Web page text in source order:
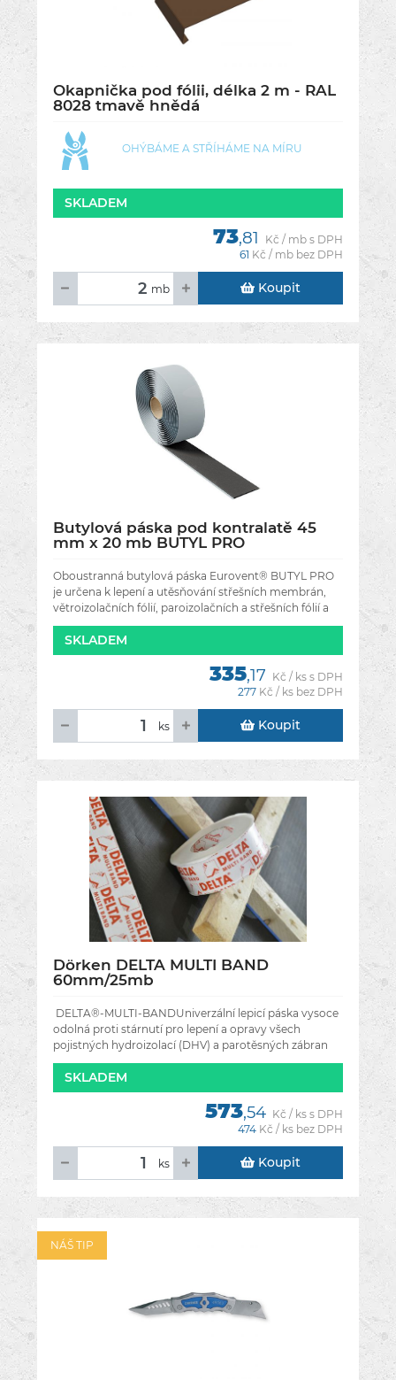
Okapnička pod fólii, délka 2 m - RAL
8028 tmavě hnědá
OHÝBÁME A STŘÍHÁME NA MÍRU
SKLADEM
73,81
Kč / mb s DPH
61 Kč / mb bez DPH
mb Koupit
Butylová páska pod kontralatě 45
mm x 20 mb BUTYL PRO
Oboustranná butylová páska Eurovent® BUTYL PRO
je určena k lepení a utěsňování střešních membrán,
větroizolačních fólií, paroizolačních a střešních fólií a
také k
SKLADEM
335,17 Kč / ks s DPH
277 Kč / ks bez DPH
ks Koupit
Dörken DELTA MULTI BAND
60mm/25mb
DELTA®-MULTI-BANDUniverzální lepicí páska vysoce
odolná proti stárnutí pro lepení a opravy všech
pojistných hydroizolací (DHV) a parotěsných zábran
DELTA® (vždy se lepí na
SKLADEM
573,54 Kč / ks s DPH
474 Kč / ks bez DPH
ks Koupit
NÁŠ TIP